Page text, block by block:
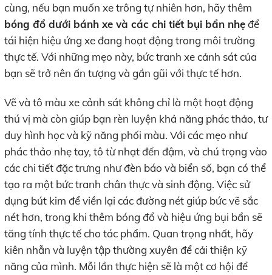
cùng, nếu bạn muốn xe trông tự nhiên hơn, hãy thêm
bóng đổ dưới bánh xe và các chi tiết bụi bẩn nhẹđể
tái hiện hiệu ứng xe đang hoạt động trong môi trường
thực tế. Với những mẹo này, bức tranh xe cảnh sát của
bạn sẽ trở nên ấn tượng và gần gũi với thực tế hơn.
Vẽ và tô màu xe cảnh sát không chỉ là một hoạt động
thú vị mà còn giúp bạn rèn luyện khả năng phác thảo, tư
duy hình học và kỹ năng phối màu. Với các mẹo như
phác thảo nhẹ tay, tô từ nhạt đến đậm, và chú trọng vào
các chi tiết đặc trưng như đèn báo và biển số, bạn có thể
tạo ra một bức tranh chân thực và sinh động. Việc sử
dụng bút kim để viền lại các đường nét giúp bức vẽ sắc
nét hơn, trong khi thêm bóng đổ và hiệu ứng bụi bẩn sẽ
tăng tính thực tế cho tác phẩm. Quan trọng nhất, hãy
kiên nhẫn và luyện tập thường xuyên để cải thiện kỹ
năng của mình. Mỗi lần thực hiện sẽ là một cơ hội để